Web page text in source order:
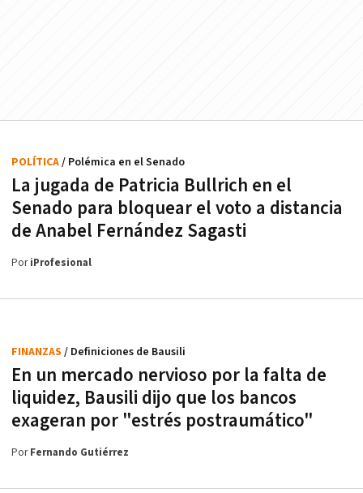
La jugada de Patricia Bullrich en el
Senado para bloquear el voto a distancia
de Anabel Fernández Sagasti
POLÍTICA/ Polémica en el Senado
PoriProfesional
En un mercado nervioso por la falta de
liquidez, Bausili dijo que los bancos
exageran por "estrés postraumático"
FINANZAS / Definiciones de Bausili
PorFernando Gutiérrez